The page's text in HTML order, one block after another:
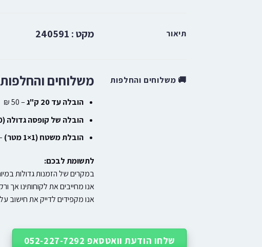
תיאור מקט : 240591
🚚 משלוחים והחלפות משלוחים והחלפות
הובלה עד 20 ק"ג
– 50 ₪
הובלה של קופסה גדולה (20 ק"ג – 100 ק"ג)
הובלת משטח (1×1 מטר)
– 250 ₪
לתשומת לבכם:
במקרים של הזמנות גדולות
אנו מחייבים את לקוחותינו
אנו מקפידים לדייק את חישוב עלויות המשלוח באתר, וב-99%
שלחו הודעת וואטסאפ 052-227-7292